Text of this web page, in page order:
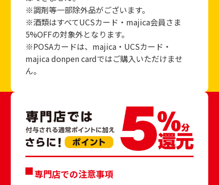
※調剤等一部除外品がございます。
※酒類はすべてUCSカード・majica会員さま
5%OFFの対象外となります。
※POSAカードは、majica・UCSカード・
majica donpen cardではご購入いただけませ
ん。
専門店での注意事項